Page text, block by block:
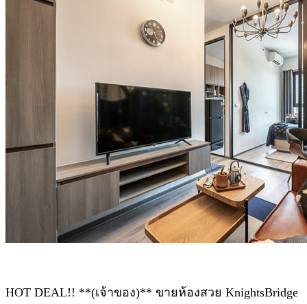
HOT DEAL!! **(เจ้าของ)** ขายห้องสวย KnightsBridge